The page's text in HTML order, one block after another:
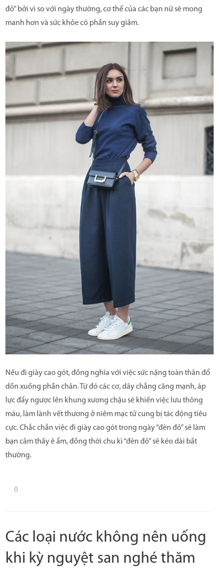
đỏ” bởi vì so với ngày thường, cơ thể của các bạn nữ sẽ mong
manh hơn và sức khỏe có phần suy giảm.
Nếu đi giày cao gót, đồng nghĩa với việc sức nặng toàn thân đổ
dồn xuống phần chân. Từ đó các cơ, dây chằng căng mạnh, áp
lực đẩy ngược lên khung xương chậu sẽ khiến việc lưu thông
máu, làm lành vết thương ở niêm mạc tử cung bị tác động tiêu
cực. Chắc chắn việc đi giày cao gót trong ngày “đèn đỏ” sẽ làm
bạn cảm thấy ê ẩm, đồng thời chu kì “đèn đỏ” sẽ kéo dài bất
thường.
0
Các loại nước không nên uống
khi kỳ nguyệt san nghé thăm